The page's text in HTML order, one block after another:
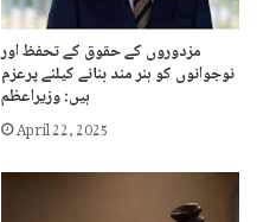
مزدوروں کے حقوق کے تحفظ اور
نوجوانوں کو ہنر مند بنانے کیلئے پرعزم
ہیں: وزیراعظم
April 22, 2025